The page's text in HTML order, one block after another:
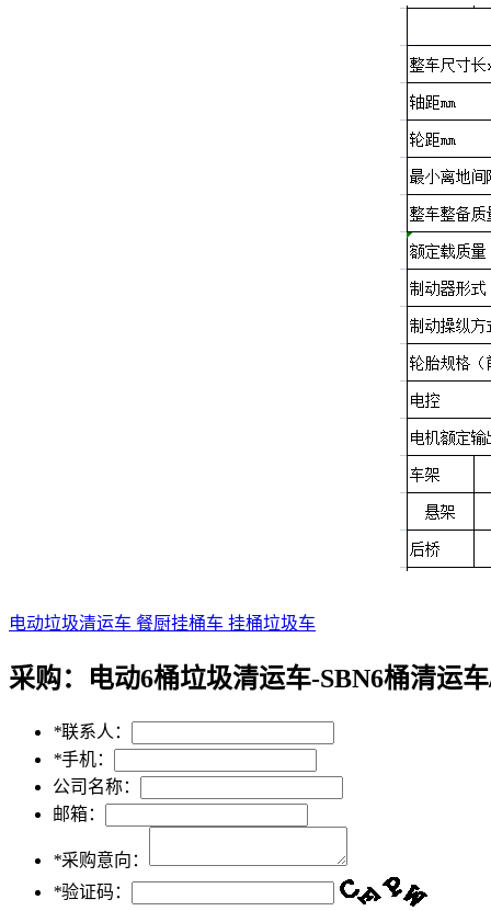
电动垃圾清运车 餐厨挂桶车 挂桶垃圾车
采购： 电动6桶垃圾清运车-SBN6桶清运
*联系人：
*手机：
公司名称：
邮箱：
*采购意向：
*验证码：